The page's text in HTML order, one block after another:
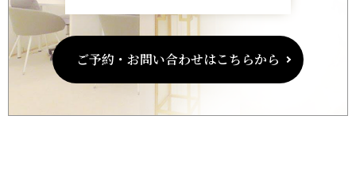
ご予約・お問い合わせはこちらから